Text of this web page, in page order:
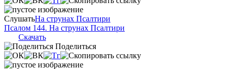
СлушатьНа струнах Псалтири
Псалом 144. На струнах Псалтири
Скачать
Поделиться